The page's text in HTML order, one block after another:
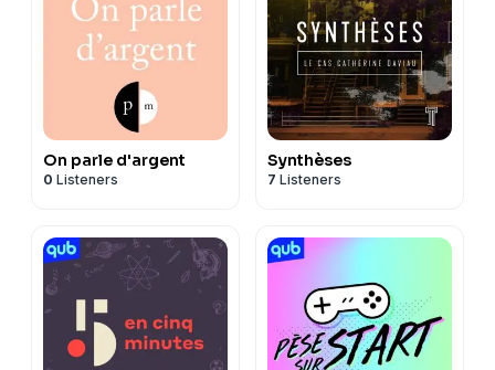
On parle d'argent
0 Listeners
Synthèses
7 Listeners